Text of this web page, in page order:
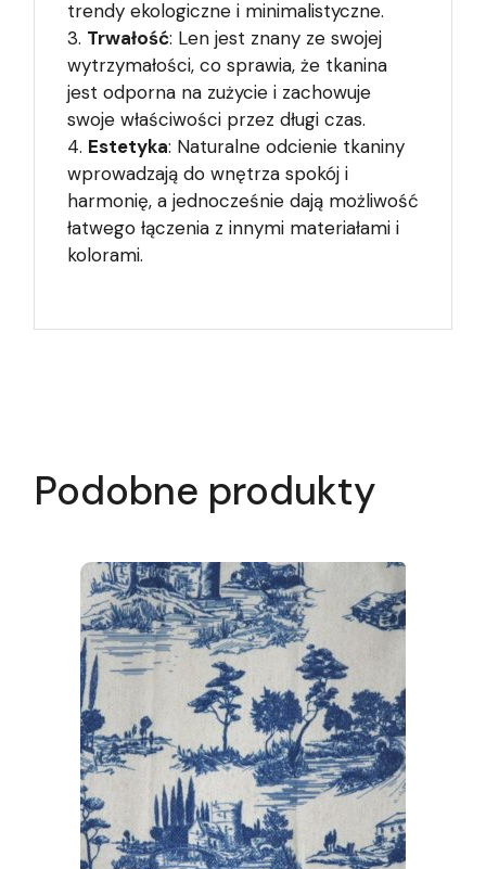
trendy ekologiczne i minimalistyczne.
Trwałość: Len jest znany ze swojej
wytrzymałości, co sprawia, że tkanina
jest odporna na zużycie i zachowuje
swoje właściwości przez długi czas.
Estetyka: Naturalne odcienie tkaniny
wprowadzają do wnętrza spokój i
harmonię, a jednocześnie dają możliwość
łatwego łączenia z innymi materiałami i
kolorami.
Podobne produkty